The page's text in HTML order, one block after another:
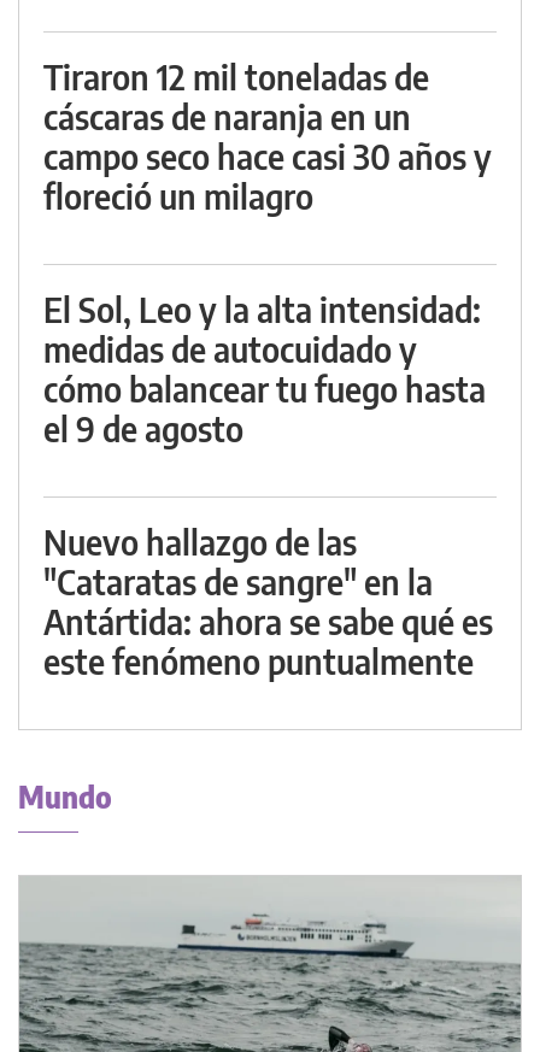
Tiraron 12 mil toneladas de
cáscaras de naranja en un
campo seco hace casi 30 años y
floreció un milagro
El Sol, Leo y la alta intensidad:
medidas de autocuidado y
cómo balancear tu fuego hasta
el 9 de agosto
Nuevo hallazgo de las
"Cataratas de sangre" en la
Antártida: ahora se sabe qué es
este fenómeno puntualmente
Mundo